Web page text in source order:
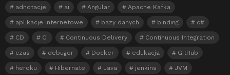
adnotacje ai Angular Apache Kafka
aplikacje internetowe bazy danych binding c#
CD CI Continuous Delivery Continuous Integration
czas debuger Docker edukacja GitHub
heroku Hibernate Java jenkins JVM